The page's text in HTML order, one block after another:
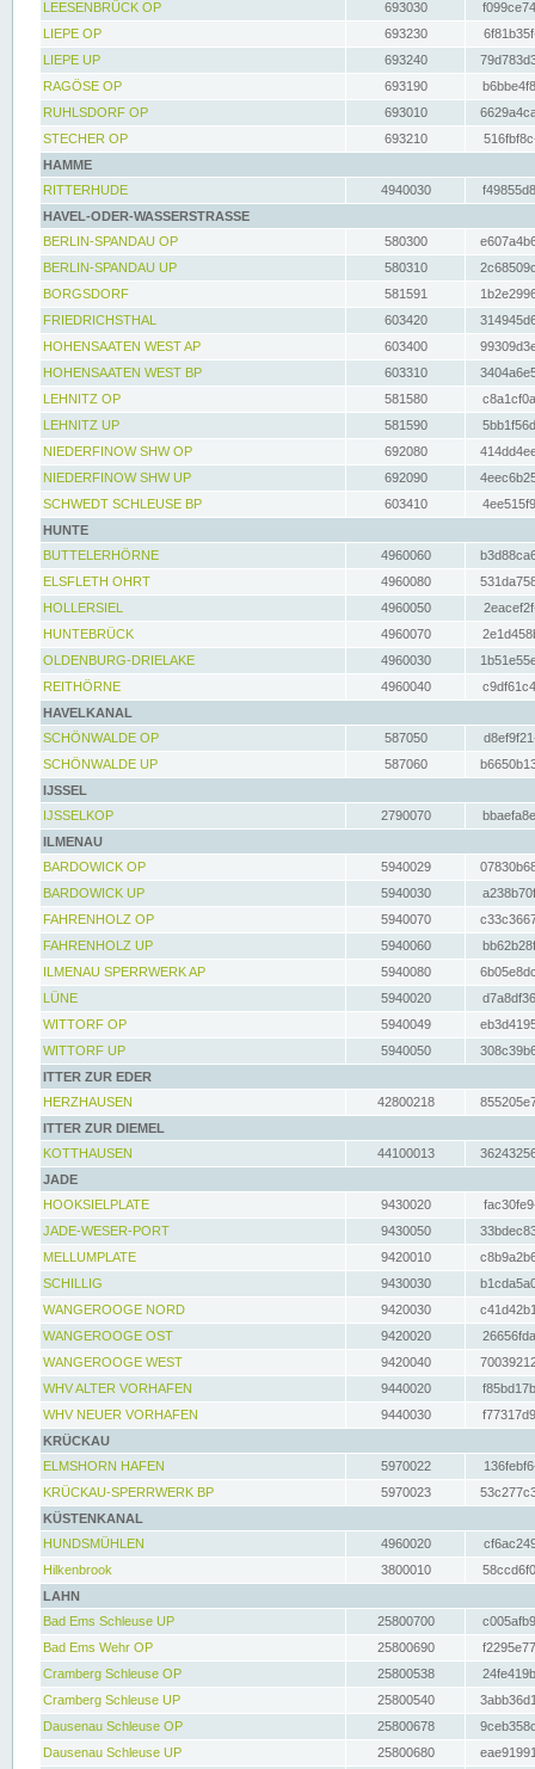
LEESENBRÜCK OP
693030
LIEPE OP
693230
LIEPE UP
693240
RAGÖSE OP
693190
RUHLSDORF OP
693010
STECHER OP
693210
HAMME
RITTERHUDE
4940030
HAVEL-ODER-WASSERSTRASSE
BERLIN-SPANDAU OP
580300
BERLIN-SPANDAU UP
580310
BORGSDORF
581591
FRIEDRICHSTHAL
603420
HOHENSAATEN WEST AP
603400
HOHENSAATEN WEST BP
603310
LEHNITZ OP
581580
LEHNITZ UP
581590
NIEDERFINOW SHW OP
692080
NIEDERFINOW SHW UP
692090
SCHWEDT SCHLEUSE BP
603410
HUNTE
BUTTELERHÖRNE
4960060
ELSFLETH OHRT
4960080
HOLLERSIEL
4960050
HUNTEBRÜCK
4960070
OLDENBURG-DRIELAKE
4960030
REITHÖRNE
4960040
HAVELKANAL
SCHÖNWALDE OP
587050
SCHÖNWALDE UP
587060
IJSSEL
IJSSELKOP
2790070
ILMENAU
BARDOWICK OP
5940029
BARDOWICK UP
5940030
FAHRENHOLZ OP
5940070
FAHRENHOLZ UP
5940060
ILMENAU SPERRWERK AP
5940080
LÜNE
5940020
WITTORF OP
5940049
WITTORF UP
5940050
ITTER ZUR EDER
HERZHAUSEN
42800218
ITTER ZUR DIEMEL
KOTTHAUSEN
44100013
JADE
HOOKSIELPLATE
9430020
JADE-WESER-PORT
9430050
MELLUMPLATE
9420010
SCHILLIG
9430030
WANGEROOGE NORD
9420030
WANGEROOGE OST
9420020
WANGEROOGE WEST
9420040
WHV ALTER VORHAFEN
9440020
WHV NEUER VORHAFEN
9440030
KRÜCKAU
ELMSHORN HAFEN
5970022
KRÜCKAU-SPERRWERK BP
5970023
KÜSTENKANAL
HUNDSMÜHLEN
4960020
Hilkenbrook
3800010
LAHN
Bad Ems Schleuse UP
25800700
Bad Ems Wehr OP
25800690
Cramberg Schleuse OP
25800538
Cramberg Schleuse UP
25800540
Dausenau Schleuse OP
25800678
Dausenau Schleuse UP
25800680